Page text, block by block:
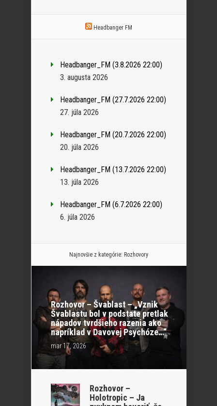
Headbanger FM
Headbanger_FM (3.8.2026 22:00)
3. augusta 2026
Headbanger_FM (27.7.2026 22:00)
27. júla 2026
Headbanger_FM (20.7.2026 22:00)
20. júla 2026
Headbanger_FM (13.7.2026 22:00)
13. júla 2026
Headbanger_FM (6.7.2026 22:00)
6. júla 2026
Najnovšie z kategórie: Rozhovory
Rozhovor – Švablast – „Vznik
Švablastu bol v podstate pretlak
nápadov tvrdšieho razenia ako
napríklad v Davovej Psychóze…“
mar 17, 2026
Rozhovor –
Holotropic – Ja